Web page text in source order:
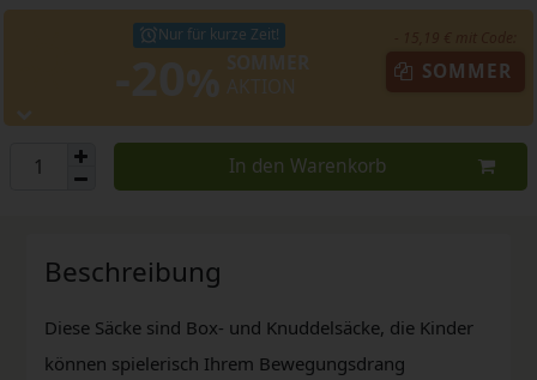
Nur für kurze Zeit!
SOMMER
In den Warenkorb
Beschreibung
Diese Säcke sind Box- und Knuddelsäcke, die Kinder
können spielerisch Ihrem Bewegungsdrang